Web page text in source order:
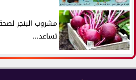
مشروب البنجر
تساعد...